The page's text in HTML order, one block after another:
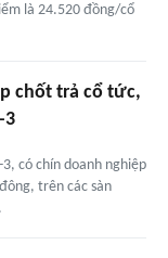
là 24.520 đồng/cổ
chốt trả cổ tức,
3
có chín doanh nghiệp
trên các sàn